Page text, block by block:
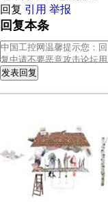
回复 引用 举报
回复本条
发表回复